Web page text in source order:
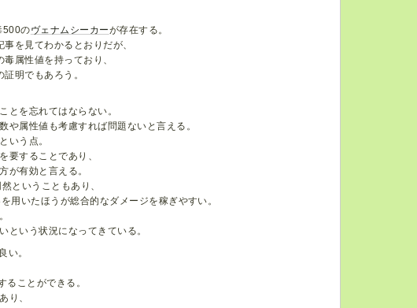
500のヴェナムシーカーが存在する。
を見てわかるとおりだが、
属性値を持っており、
明でもあろう。
とを忘れてはならない。
属性値も考慮すれば問題ないと言える。
という点。
要することであり、
が有効と言える。
ということもあり、
用いたほうが総合的なダメージを稼ぎやすい。
という状況になってきている。
い。
ことができる。
り、